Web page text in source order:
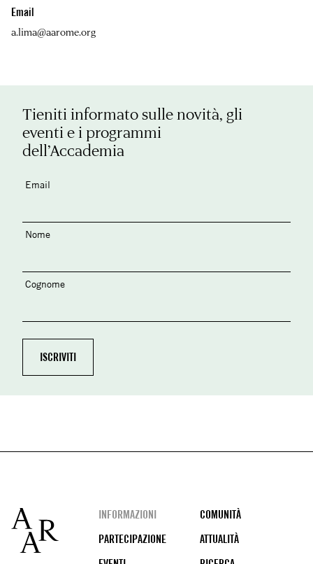
Email
a.lima@aarome.org
Tieniti informato sulle novità, gli
eventi e i programmi
dell’Accademia
Email
Nome
Cognome
Footer
INFORMAZIONI
COMUNITÀ
PARTECIPAZIONE
ATTUALITÀ